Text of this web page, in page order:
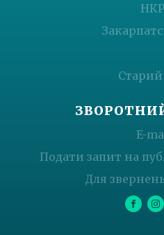
Старий
E-
Подати запит на
Для